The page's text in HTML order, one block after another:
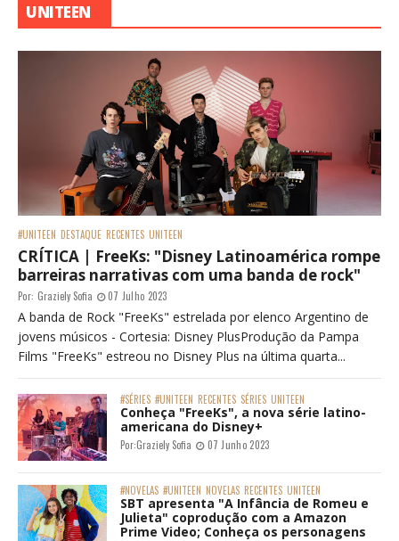
UNITEEN
#UNITEEN DESTAQUE RECENTES UNITEEN
CRÍTICA | FreeKs: "Disney Latinoamérica rompe
barreiras narrativas com uma banda de rock"
Por: Graziely Sofia 07 Julho 2023
A banda de Rock "FreeKs" estrelada por elenco Argentino de
jovens músicos - Cortesia: Disney PlusProdução da Pampa
Films "FreeKs" estreou no Disney Plus na última quarta...
#SÉRIES #UNITEEN RECENTES SÉRIES UNITEEN
Conheça "FreeKs", a nova série latino-
americana do Disney+
Por:Graziely Sofia 07 Junho 2023
#NOVELAS #UNITEEN NOVELAS RECENTES UNITEEN
SBT apresenta "A Infância de Romeu e
Julieta" coprodução com a Amazon
Prime Video; Conheça os personagens